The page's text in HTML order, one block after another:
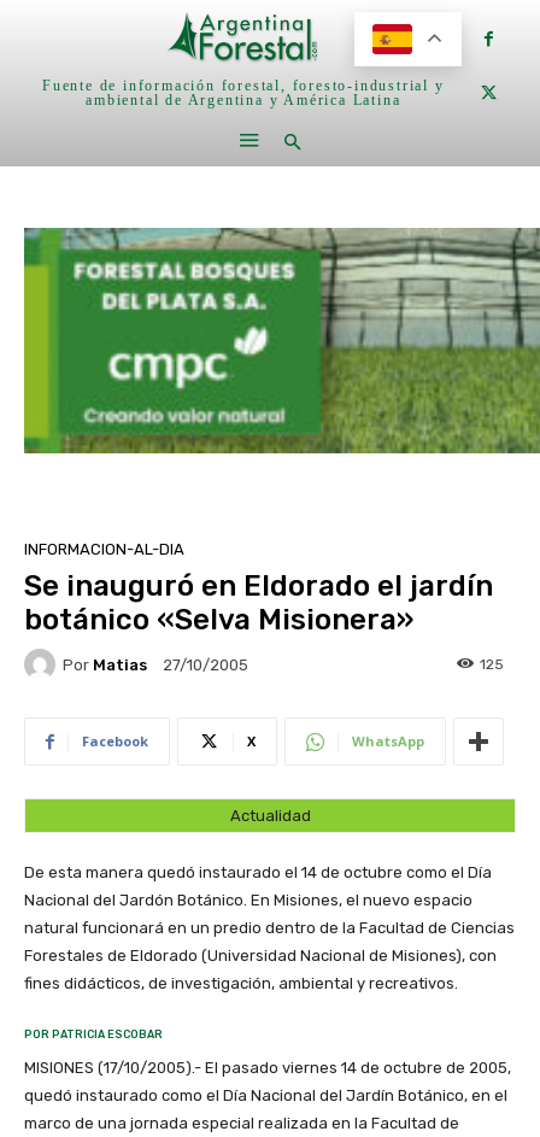
Fuente de información forestal, foresto-industrial y
ambiental de Argentina y América Latina
INFORMACION-AL-DIA
Se inauguró en Eldorado el jardín
botánico «Selva Misionera»
Por Matias 27/10/2005 125
Facebook X WhatsApp
Actualidad
De esta manera quedó instaurado el 14 de octubre como el Día
Nacional del Jardón Botánico. En Misiones, el nuevo espacio
natural funcionará en un predio dentro de la Facultad de Ciencias
Forestales de Eldorado (Universidad Nacional de Misiones), con
fines didácticos, de investigación, ambiental y recreativos.
POR PATRICIA ESCOBAR
MISIONES (17/10/2005).- El pasado viernes 14 de octubre de 2005,
quedó instaurado como el Día Nacional del Jardín Botánico, en el
marco de una jornada especial realizada en la Facultad de